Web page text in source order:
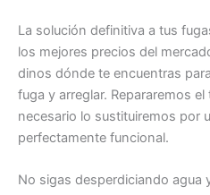
La solución definitiva a tus
los mejores precios del
dinos dónde te encuentras
fuga y arreglar. Repararemos
necesario lo sustituiremos por
perfectamente funcional.
No sigas desperdiciando agua